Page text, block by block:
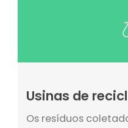
Usinas de
Os resíduos